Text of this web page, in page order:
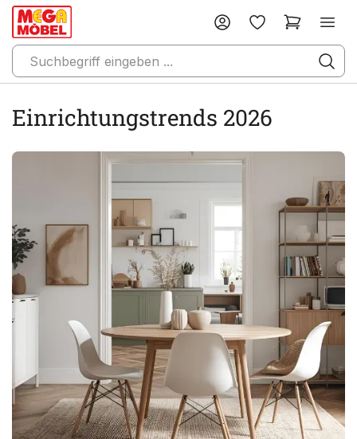
Einrichtungstrends 2026